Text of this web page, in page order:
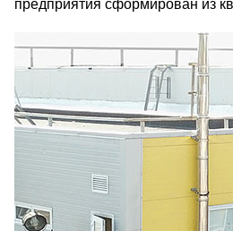
предприятия сформирован из